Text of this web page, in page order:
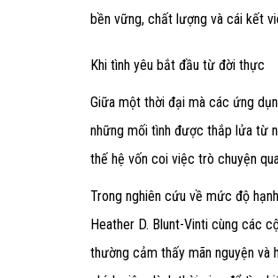
bền vững, chất lượng và cái kết
Khi tình yêu bắt đầu từ đời thực
Giữa một thời đại mà các ứng
những mối tình được thắp lửa từ
thế hệ vốn coi việc trò chuyện
Trong nghiên cứu về mức độ
Heather D. Blunt-Vinti cùng các
thường cảm thấy mãn nguyện và